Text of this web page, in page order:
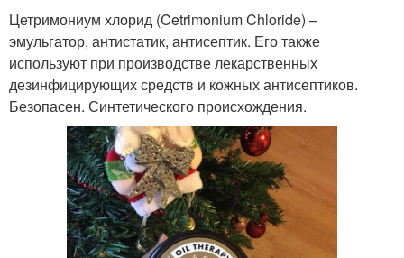
Цетримониум хлорид (Cetrimonium Chloride) –
эмульгатор, антистатик, антисептик. Его также
используют при производстве лекарственных
дезинфицирующих средств и кожных антисептиков.
Безопасен. Синтетического происхождения.